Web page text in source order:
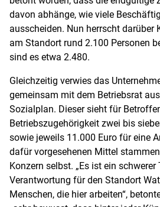
davon abhänge, wie viele
ausscheiden. Nun herrscht darüber
am Standort rund 2.100 Personen
sind es etwa 2.480.
Gleichzeitig verwies das
gemeinsam mit dem Betriebsrat
Sozialplan. Dieser sieht für
Betriebszugehörigkeit zwei bis
sowie jeweils 11.000 Euro für eine
dafür vorgesehenen Mittel
Konzern selbst. „Es ist ein
Verantwortung für den Standort
Menschen, die hier arbeiten“,